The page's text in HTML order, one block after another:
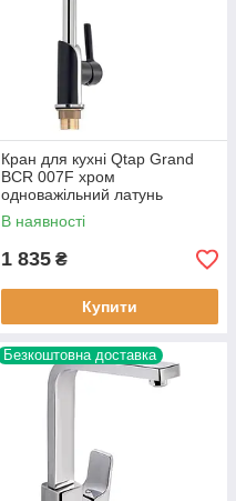
Кран для кухні Qtap Grand
BCR 007F хром
одноважільний латунь
В наявності
1 835 ₴
Купити
Безкоштовна доставка